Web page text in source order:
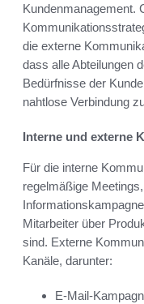
Kundenmanagement.
die externe
dass alle Abteilungen
Bedürfnisse der
nahtlose Verbindung
Interne und externe
Für die interne
regelmäßige
Mitarbeiter über
sind. Externe
Kanäle, darunter:
E-Mail-